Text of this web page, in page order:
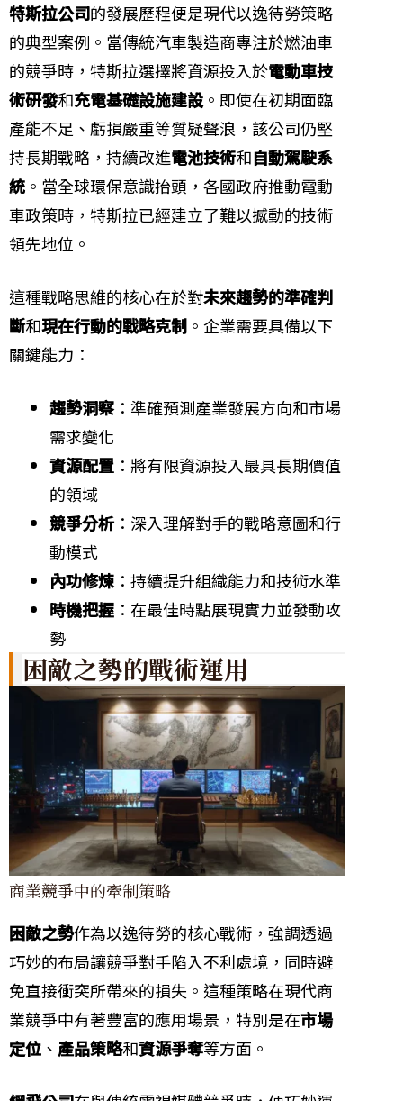
特斯拉公司的發展歷程便是現代以逸待勞策略
的典型案例。當傳統汽車製造商專注於燃油車
的競爭時，特斯拉選擇將資源投入於電動車技
術研發和充電基礎設施建設。即使在初期面臨
產能不足、虧損嚴重等質疑聲浪，該公司仍堅
持長期戰略，持續改進電池技術和自動駕駛系
統 。當全球環保意識抬頭，各國政府推動電動
車政策時，特斯拉已經建立了難以撼動的技術
領先地位。
這種戰略思維的核心在於對未來趨勢的準確判
斷和現在行動的戰略克制 。企業需要具備以下
關鍵能力：
趨勢洞察：準確預測產業發展方向和市場
需求變化
資源配置 ：將有限資源投入最具長期價值
的領域
競爭分析：深入理解對手的戰略意圖和行
動模式
內功修煉 ：持續提升組織能力和技術水準
時機把握 ：在最佳時點展現實力並發動攻
勢
困敵之勢的戰術運用
商業競爭中的牽制策略
困敵之勢作為以逸待勞的核心戰術，強調透過
巧妙的布局讓競爭對手陷入不利處境，同時避
免直接衝突所帶來的損失。這種策略在現代商
業競爭中有著豐富的應用場景，特別是在市場
定位 、 產品策略和資源爭奪等方面。